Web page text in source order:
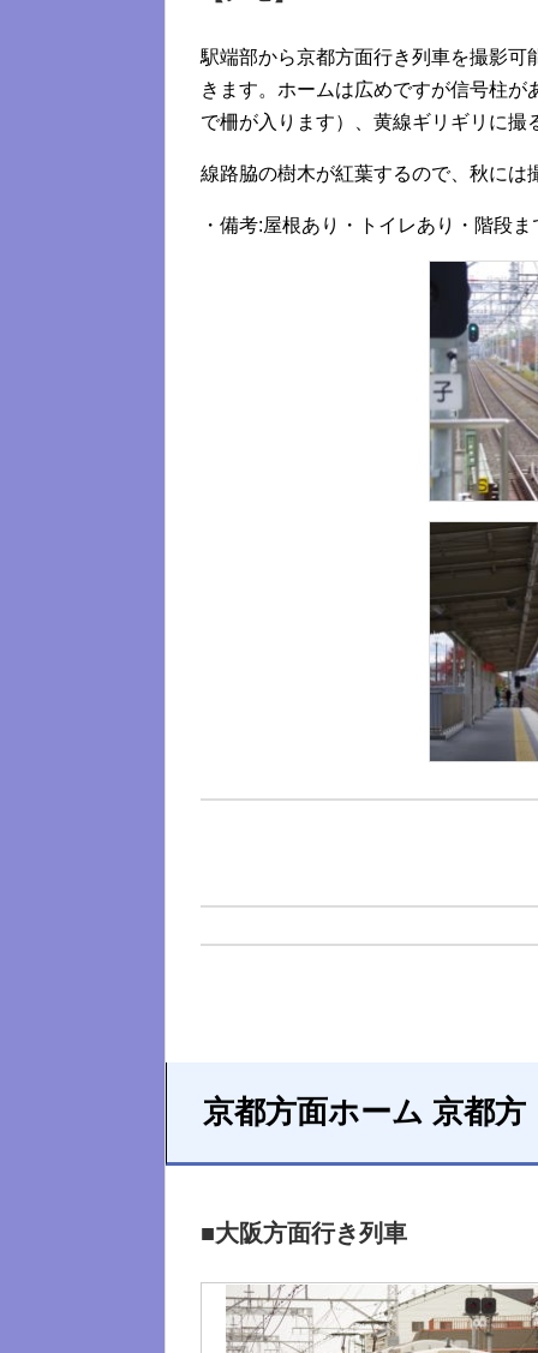
駅端部から京都方面行き列車を撮影
きます。ホームは広めですが信号柱
で柵が入ります）、黄線ギリギリに
線路脇の樹木が紅葉するので、秋には
・備考:屋根あり・トイレあり・階段
京都方面ホーム 京都方
■大阪方面行き列車